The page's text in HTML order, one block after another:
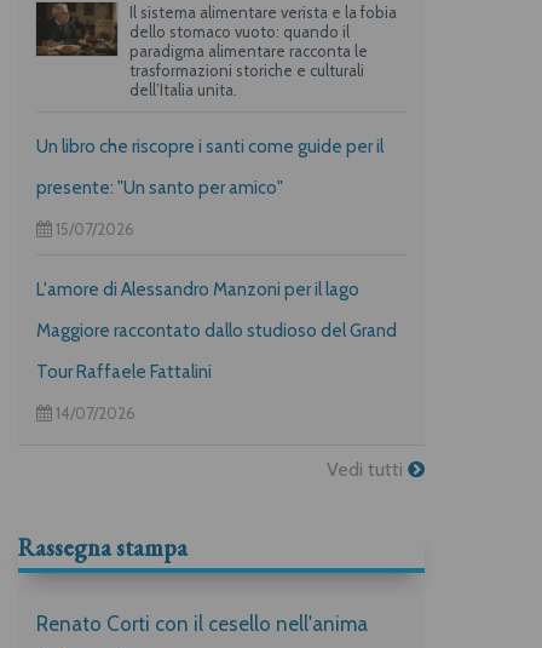
Il sistema alimentare verista e la fobia
dello stomaco vuoto: quando il
paradigma alimentare racconta le
trasformazioni storiche e culturali
dell’Italia unita.
Un libro che riscopre i santi come guide per il
presente: "Un santo per amico"
15/07/2026
L'amore di Alessandro Manzoni per il lago
Maggiore raccontato dallo studioso del Grand
Tour Raffaele Fattalini
14/07/2026
Vedi tutti
Rassegna stampa
Renato Corti con il cesello nell'anima